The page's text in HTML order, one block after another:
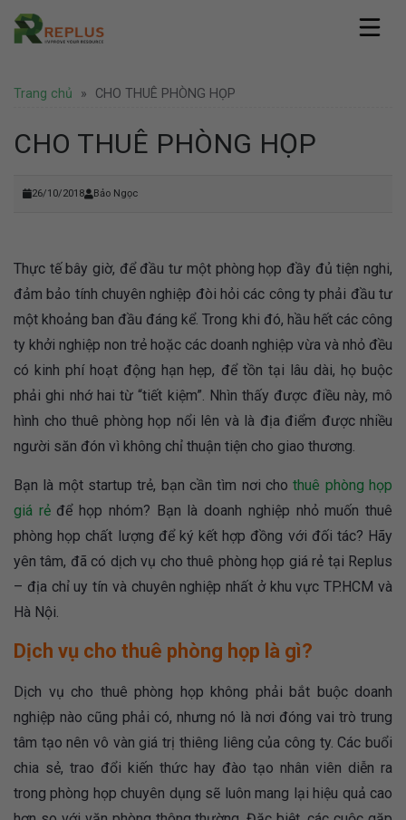
Skip
Giới thiệu
Văn phòng ảo
Văn phòng chia sẻ
Thuê chỗ ngồi làm việc
Nhượng quyền thương hiệu
Văn phòng Hà Nội
Pháp lý
Thành lập công ty nước ngoài
Văn phòng
Hoạt động
Tuyển dụng
Địa điểm Hà Nội
Trang chủ » CHO THUÊ PHÒNG HỌP
CHO THUÊ PHÒNG HỌP
26/10/2018 Bảo Ngọc
Thực tế bây giờ, để đầu tư một phòng họp đầy đủ tiện nghi,
đảm bảo tính chuyên nghiệp đòi hỏi các công ty phải đầu tư
một khoảng ban đầu đáng kể. Trong khi đó, hầu hết các công
ty khởi nghiệp non trẻ hoặc các doanh nghiệp vừa và nhỏ đều
có kinh phí hoạt động hạn hẹp, để tồn tại lâu dài, họ buộc
phải ghi nhớ hai từ “tiết kiệm”. Nhìn thấy được điều này, mô
hình cho thuê phòng họp nổi lên và là địa điểm được nhiều
người săn đón vì không chỉ thuận tiện cho giao thương.
Bạn là một startup trẻ, bạn cần tìm nơi chothuê phòng họp
giá rẻđể họp nhóm? Bạn là doanh nghiệp nhỏ muốn thuê
phòng họp chất lượng để ký kết hợp đồng với đối tác? Hãy
yên tâm, đã có dịch vụ cho thuê phòng họp giá rẻ tại Replus
– địa chỉ uy tín và chuyên nghiệp nhất ở khu vực TP.HCM và
Hà Nội.
Dịch vụ cho thuê phòng họp là gì?
Dịch vụ cho thuê phòng họp không phải bắt buộc doanh
nghiệp nào cũng phải có, nhưng nó là nơi đóng vai trò trung
tâm tạo nên vô vàn giá trị thiêng liêng của công ty. Các buổi
chia sẻ, trao đổi kiến thức hay đào tạo nhân viên diễn ra
trong phòng họp chuyên dụng sẽ luôn mang lại hiệu quả cao